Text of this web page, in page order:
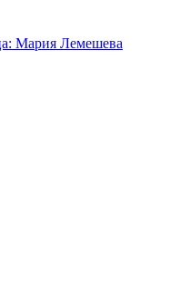
Мария Лемешева